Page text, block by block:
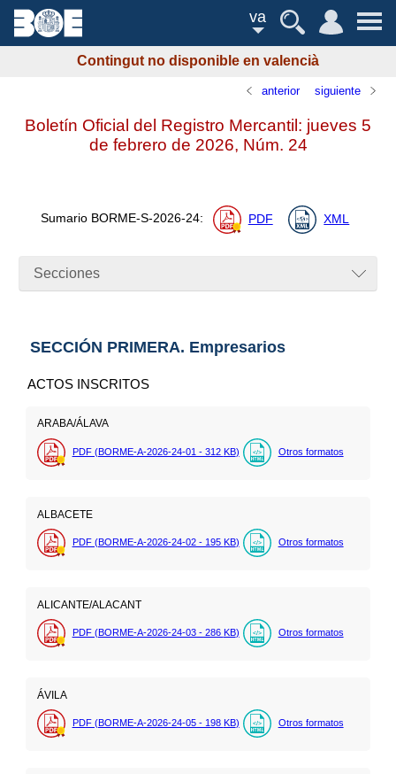
va
Contingut no disponible en valencià
anterior siguiente
Boletín Oficial del Registro Mercantil: jueves 5
de febrero de 2026, Núm. 24
Sumario BORME-S-2026-24: PDF XML
Secciones
SECCIÓN PRIMERA. Empresarios
ACTOS INSCRITOS
ARABA/ÁLAVA
PDF (BORME-A-2026-24-01 - 312 KB) Otros formatos
ALBACETE
PDF (BORME-A-2026-24-02 - 195 KB) Otros formatos
ALICANTE/ALACANT
PDF (BORME-A-2026-24-03 - 286 KB) Otros formatos
ÁVILA
PDF (BORME-A-2026-24-05 - 198 KB) Otros formatos